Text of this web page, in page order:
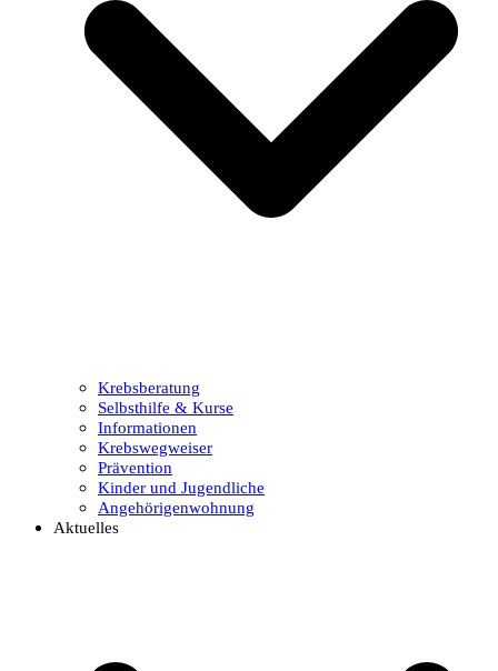
Krebsberatung
Selbsthilfe & Kurse
Informationen
Krebswegweiser
Prävention
Kinder und Jugendliche
Angehörigenwohnung
Aktuelles